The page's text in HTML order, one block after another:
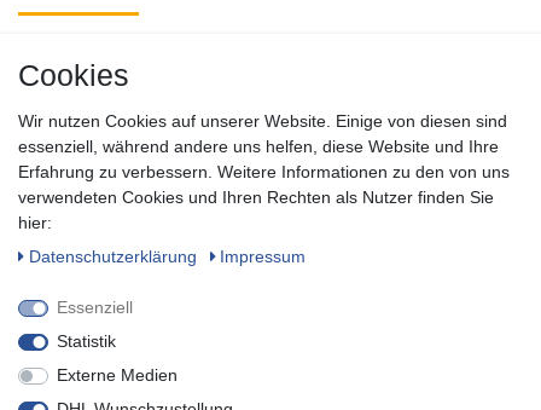
Sie keine Neuigkeit oder Aktion aus unserem Shop.
Zum Newsletter anmelden
SOCIAL
Cookies
Wir nutzen Cookies auf unserer Website. Einige von diesen sind
essenziell, während andere uns helfen, diese Website und Ihre
Erfahrung zu verbessern. Weitere Informationen zu den von uns
verwendeten Cookies und Ihren Rechten als Nutzer finden Sie
hier:
Daten­schutz­erklärung
Impressum
Essenziell
Statistik
Externe Medien